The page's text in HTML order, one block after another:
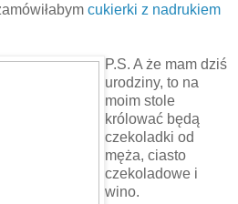
cukierki z nadrukiem
P.S. A że mam dziś
urodziny, to na
moim stole
królować będą
czekoladki od
męża, ciasto
czekoladowe i
wino.